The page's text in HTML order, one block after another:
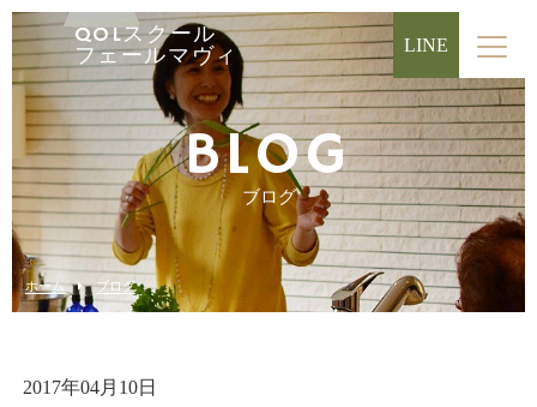
QOLスクール
フェールマヴィ
LINE
BLOG
ブログ
ホーム ブログ
2017年04月10日